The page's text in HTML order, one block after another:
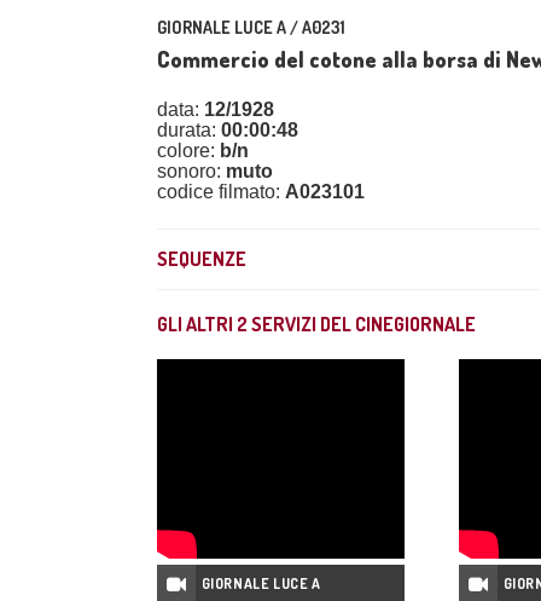
GIORNALE LUCE A / A0231
Commercio del cotone alla borsa di
data: 12/1928
durata: 00:00:48
colore: b/n
sonoro: muto
codice filmato: A023101
SEQUENZE
GLI ALTRI 2 SERVIZI DEL CINEGIORNALE
GIORNALE LUCE A